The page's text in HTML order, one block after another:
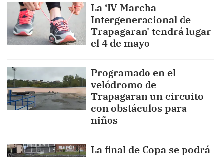
La ‘IV Marcha
Intergeneracional de
Trapagaran' tendrá lugar
el 4 de mayo
Programado en el
velódromo de
Trapagaran un circuito
con obstáculos para
niños
La final de Copa se podrá